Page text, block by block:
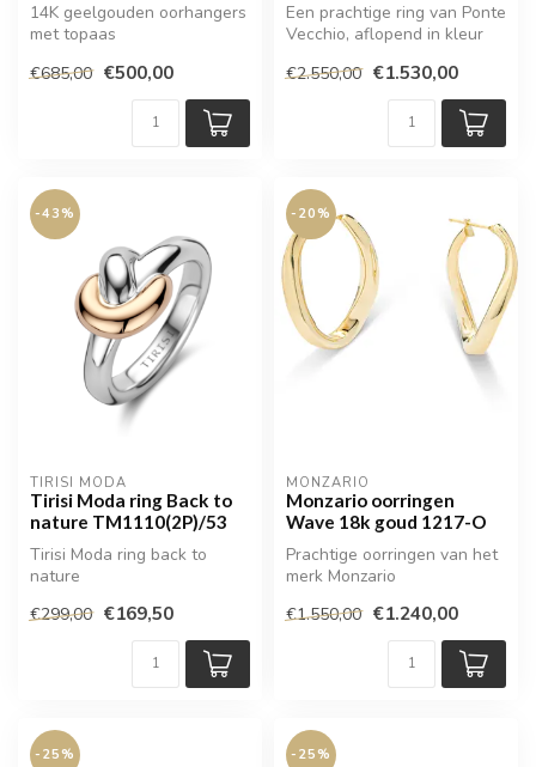
14K geelgouden oorhangers
met topaas
€685,00 €500,00
Een prachtige ring van Ponte
Vecchio, aflopend in kleur
€2.550,00 €1.530,00
-43%
TIRISI MODA
Tirisi Moda ring Back to
nature TM1110(2P)/53
Tirisi Moda ring back to
nature
€299,00 €169,50
-20%
MONZARIO
Monzario oorringen
Wave 18k goud 1217-O
Prachtige oorringen van het
merk Monzario
€1.550,00 €1.240,00
-25% -25%